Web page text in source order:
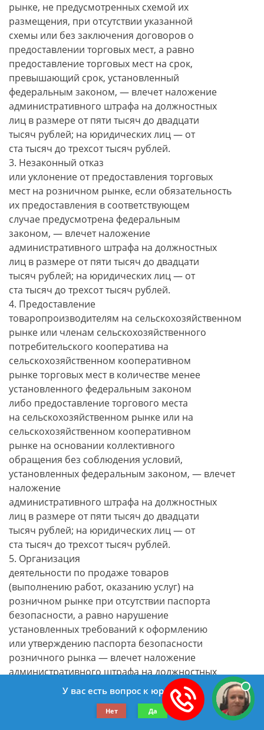
рынке, не предусмотренных схемой их
размещения, при отсутствии указанной
схемы или без заключения договоров о
предоставлении торговых мест, а равно
предоставление торговых мест на срок,
превышающий срок, установленный
федеральным законом, — влечет наложение
административного штрафа на должностных
лиц в размере от пяти тысяч до двадцати
тысяч рублей; на юридических лиц — от
ста тысяч до трехсот тысяч рублей.
3. Незаконный отказ
или уклонение от предоставления торговых
мест на розничном рынке, если обязательность
их предоставления в соответствующем
случае предусмотрена федеральным
законом, — влечет наложение
административного штрафа на должностных
лиц в размере от пяти тысяч до двадцати
тысяч рублей; на юридических лиц — от
ста тысяч до трехсот тысяч рублей.
4. Предоставление
товаропроизводителям на сельскохозяйственном
рынке или членам сельскохозяйственного
потребительского кооператива на
сельскохозяйственном кооперативном
рынке торговых мест в количестве менее
установленного федеральным законом
либо предоставление торгового места
на сельскохозяйственном рынке или на
сельскохозяйственном кооперативном
рынке на основании коллективного
обращения без соблюдения условий,
установленных федеральным законом, — влечет
наложение
административного штрафа на должностных
лиц в размере от пяти тысяч до двадцати
тысяч рублей; на юридических лиц — от
ста тысяч до трехсот тысяч рублей.
5. Организация
деятельности по продаже товаров
(выполнению работ, оказанию услуг) на
розничном рынке при отсутствии паспорта
безопасности, а равно нарушение
установленных требований к оформлению
или утверждению паспорта безопасности
розничного рынка — влечет наложение
административного штрафа на должностных
лиц в размере от двадцати пяти тысяч до
пятидесяти тысяч рублей; на юридических
лиц — от двухсот пятидесяти тысяч до
У вас есть вопрос к юристу?
Нет Да